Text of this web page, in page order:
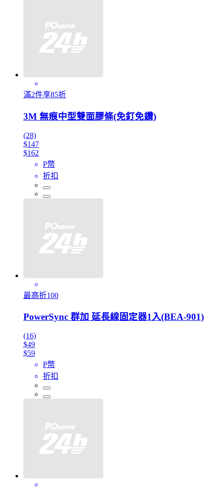
滿2件享85折
3M 無痕中型雙面膠條(免釘免鑽)
(28)
$147
$162
P幣
折扣
最高折100
PowerSync 群加 延長線固定器1入(BEA-901)
(16)
$49
$59
P幣
折扣